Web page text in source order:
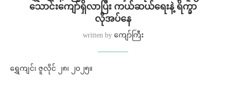
သောင်းကျော်ရှိလာပြီး ကယ်ဆယ်ရေးနဲ့ ရိက္ခာ
လိုအပ်နေ
written by ကျော်ကြီး
ရွှေကျင်၊ ဇူလိုင် ၂၈၊ ၂၀၂၅။